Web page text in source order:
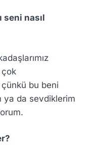
nasıl
çok
çünkü bu beni
ya da sevdiklerim